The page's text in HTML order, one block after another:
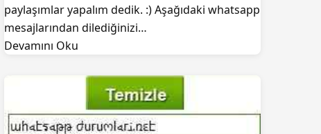
paylaşımlar yapalım dedik. :) Aşağıdaki whatsapp
mesajlarından dilediğinizi…
Devamını Oku